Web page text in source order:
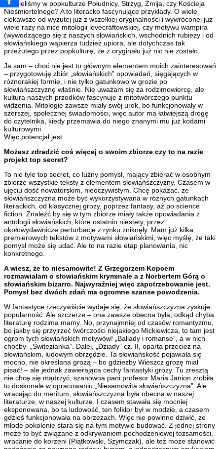
Ile mieliśmy w popkulturze Południcy, Strzyg, Żmija, czy Kościeja
Nieśmiertelnego? A to literacko fascynujące przykłady. O wiele
ciekawsze od wyzutej już z wszelkiej oryginalności i wywróconej już
wiele razy na nice mitologii lovecraftowskiej, czy motywu wampira
(wywodzącego się z naszych słowiańskich, wschodnich rubieży i od
słowiańskiego wąpierza tudzież upiora, ale dotychczas tak
przeżutego przez popkulturę, że z oryginału już nic nie zostało.
Ja sam – choć nie jest to głównym elementem moich zainteresowań
– przygotowuję zbiór „słowiańskich” opowiadań, sięgających w
różnorakiej formie, i nie tylko gatunkowo w grozie po
słowiańszczyznę właśnie. Nie uważam się za rodzimowiercę, ale
kultura naszych przodków fascynuje z mitotwórczego punktu
widzenia. Mitologie zawsze miały swój urok, bo funkcjonowały w
szerszej, społecznej świadomości, więc autor ma łatwiejszą drogę
do czytelnika, kiedy przemawia do niego znanymi mu już kodami
kulturowymi.
Więc potencjał jest.
Możesz zdradzić coś więcej o swoim zbiorze czy to na razie
projekt top secret?
To nie tyle top secret, co luźny pomysł, mający zbierać w osobnym
zbiorze wszystkie teksty z elementem słowiańszczyzny. Czasem w
ujęciu dość nowatorskim, nieoczywistym. Chcę pokazać, ze
słowiańszczyzna może być wykorzystywana w różnych gatunkach
literackich, od klasycznej grozy, poprzez fantasy, aż po science
fiction. Znaleźć by się w tym zbiorze miały także opowiadania z
antologii słowiańskich, które ostatnio niestety, przez
okołowydawnicze perturbacje z rynku zniknęły. Mam już kilka
premierowych tekstów z motywami słowiańskimi, więc myślę, że taki
pomysł może się udać. Ale to na razie etap planowania, nic
konkretnego.
A wiesz, że to niesamowite! Z Grzegorzem Kopcem
rozmawiałam o słowiańskim kryminale a z Norbertem Górą o
słowiańskim bizarro. Najwyraźniej więc zapotrzebowanie jest.
Pomysł bez dwóch zdań ma ogromne szanse powodzenia.
W fantastyce rzeczywiście wydaje się, że słowiańszczyzna zyskuje
popularność. Ale szczerze – ona zawsze obecna była, odkąd chyba
literaturę rodzima mamy. No, przynajmniej od czasów romantyzmu,
bo jakby się przyjrzeć twórczości niejakiego Mickiewicza, to tam jest
ogrom tych słowiańskich motywów! „Ballady i romanse”, a w nich
choćby „Świtezianka”. Dalej, „Dziady” cz. II, oparta przecież na
słowiańskim, ludowym obrzędzie. Ta słowiańskość pojawiała się
mocno, nie określana grozą – bo gdzieżby Wieszcz grozę miał
pisać! – ale jednak zawierająca cechy fantastyki grozy. Tu zresztą
nie chcę się mądrzyć, szanowna pani profesor Maria Janion zrobiła
to doskonale w opracowaniu „Niesamowita słowiańszczyzna”. Ale
wracając do meritum, słowiańszczyzna była obecna w naszej
literaturze, w naszej kulturze. I czasem stawała się mocniej
eksponowana, bo ta ludowość, ten folklor był w modzie, a czasem
gdzieś funkcjonowała na obrzeżach. Więc nie powinno dziwić, ze
młode pokolenie stara się na tym motywie budować. Z jednej strony
może to być związane z odkrywaniem pochodzeniowej tożsamości,
wracanie do korzeni (Piątkowski, Szymczak), ale też może stanowić